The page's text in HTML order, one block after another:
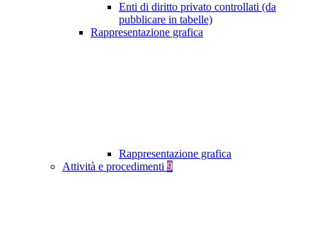
Enti di diritto privato controllati (da
pubblicare in tabelle)
Rappresentazione grafica
Rappresentazione grafica
Attività e procedimenti 9